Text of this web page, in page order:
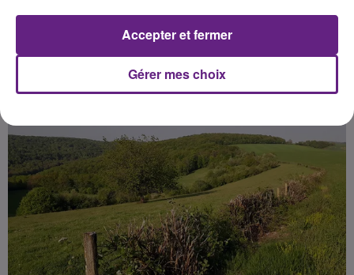
Publié : 4 avril 2021 à 13h00 par la rédaction
Gérer mes choix
Accepter et fermer